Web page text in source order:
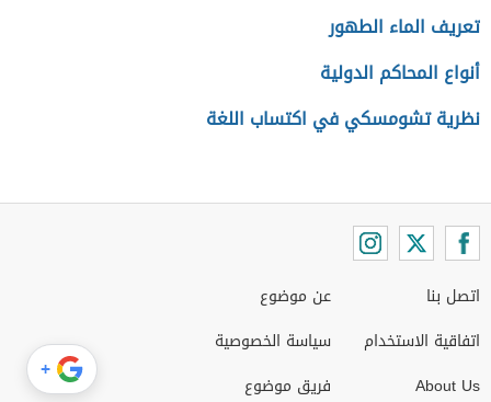
تعريف الماء الطهور
أنواع المحاكم الدولية
نظرية تشومسكي في اكتساب اللغة
اتصل بنا
اتفاقية الاستخدام
About Us
عن موضوع
سياسة الخصوصية
فريق موضوع
+